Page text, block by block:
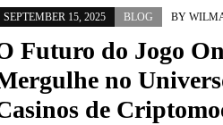
SEPTEMBER 15, 2025 BLOG BY
Futuro do Jogo
no
de